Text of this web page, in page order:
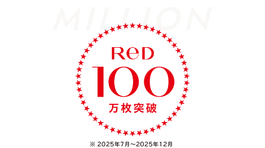
MILLION